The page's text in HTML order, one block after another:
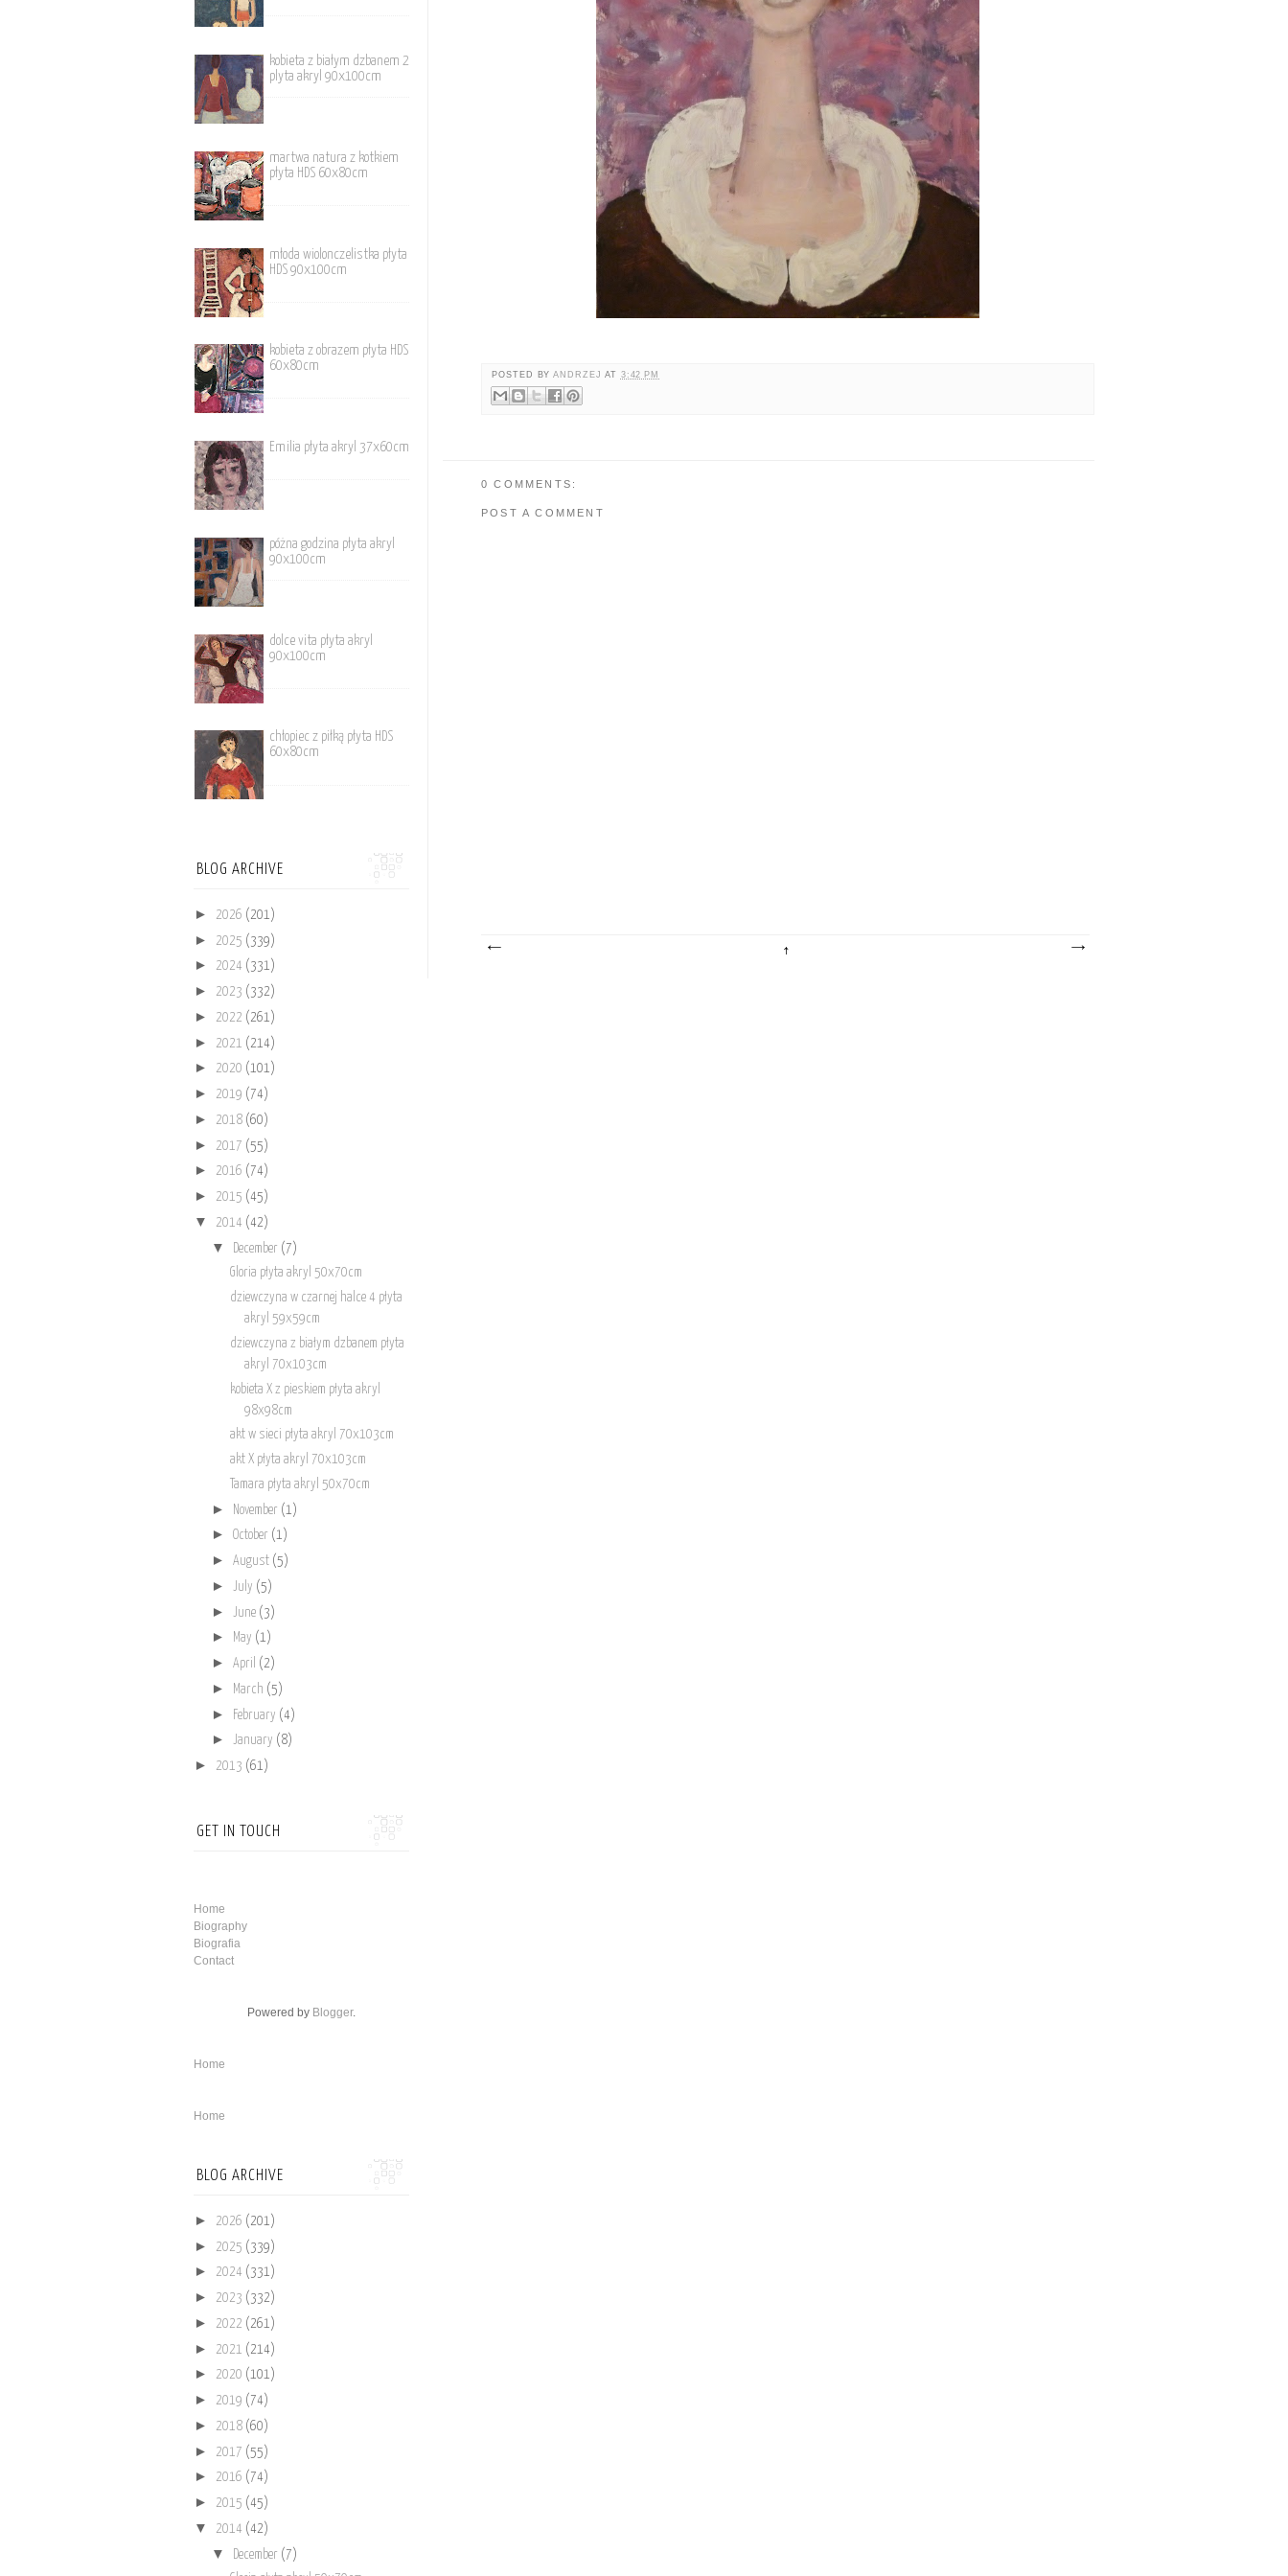
POSTED BYANDRZEJ AT 3:42 PM
0 COMMENTS:
POST A COMMENT
kobieta z białym dzbanem 2
plyta akryl 90x100cm
martwa natura z kotkiem
płyta HDS 60x80cm
młoda wiolonczelistka płyta
HDS 90x100cm
kobieta z obrazem płyta HDS
60x80cm
Emilia płyta akryl 37x60cm
póżna godzina płyta akryl
90x100cm
dolce vita płyta akryl
90x100cm
chłopiec z piłką płyta HDS
60x80cm
BLOG ARCHIVE
► 2026 (201)
► 2025 (339)
► 2024 (331)
► 2023 (332)
► 2022 (261)
► 2021 (214)
► 2020 (101)
► 2019 (74)
► 2018 (60)
► 2017 (55)
► 2016 (74)
► 2015 (45)
▼ 2014 (42)
▼ December (7)
Gloria płyta akryl 50x70cm
dziewczyna w czarnej halce 4 płyta
akryl 59x59cm
dziewczyna z białym dzbanem płyta
akryl 70x103cm
kobieta X z pieskiem płyta akryl
98x98cm
akt w sieci płyta akryl 70x103cm
akt X płyta akryl 70x103cm
Tamara płyta akryl 50x70cm
► November (1)
► October (1)
► August (5)
► July (5)
► June (3)
► May (1)
► April (2)
► March (5)
► February (4)
► January (8)
► 2013 (61)
GET IN TOUCH
Home
Biography
Biografia
Contact
Powered by Blogger.
Home
Home
BLOG ARCHIVE
► 2026 (201)
► 2025 (339)
► 2024 (331)
► 2023 (332)
► 2022 (261)
► 2021 (214)
► 2020 (101)
► 2019 (74)
► 2018 (60)
► 2017 (55)
► 2016 (74)
► 2015 (45)
▼ 2014 (42)
▼ December (7)